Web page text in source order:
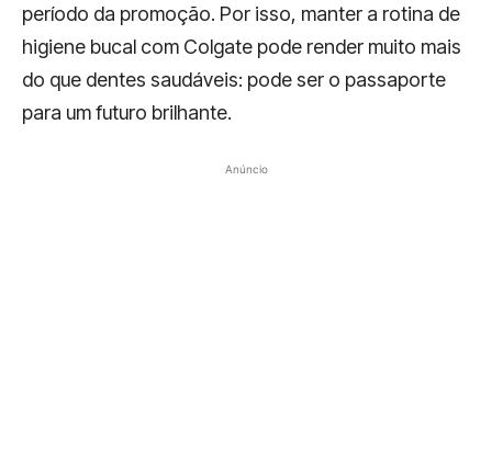
período da promoção. Por isso, manter a rotina de
higiene bucal com Colgate pode render muito mais
do que dentes saudáveis: pode ser o passaporte
para um futuro brilhante.
Anúncio